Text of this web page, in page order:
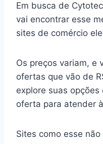
Em busca de
vai encontrar esse
sites de comércio
Os preços variam, e
ofertas que vão de
explore suas
oferta para atender
Sites como esse